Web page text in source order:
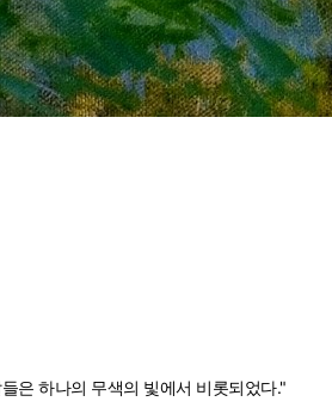
은 하나의 무색의 빛에서 비롯되었다."